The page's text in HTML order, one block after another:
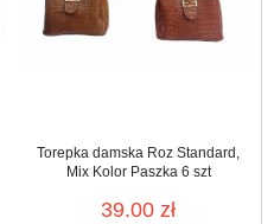
Torepka damska Roz Standard,
Mix Kolor Paszka 6 szt
39.00 zł